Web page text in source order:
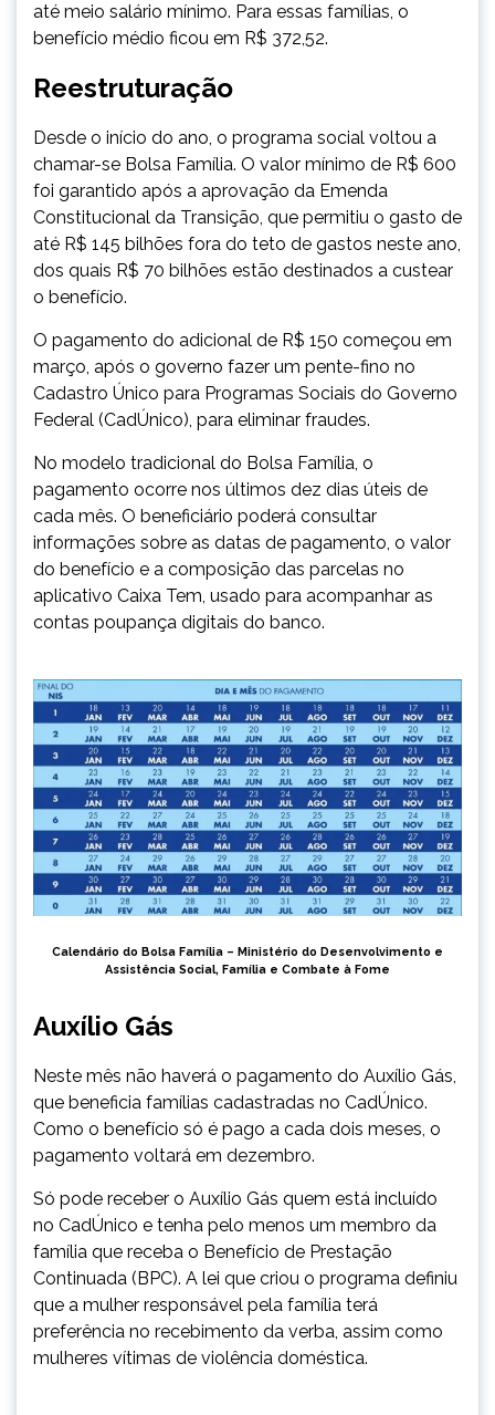
até meio salário mínimo. Para essas famílias, o
benefício médio ficou em R$ 372,52.
Reestruturação
Desde o início do ano, o programa social voltou a
chamar-se Bolsa Família. O valor mínimo de R$ 600
foi garantido após a aprovação da Emenda
Constitucional da Transição, que permitiu o gasto de
até R$ 145 bilhões fora do teto de gastos neste ano,
dos quais R$ 70 bilhões estão destinados a custear
o benefício.
O pagamento do adicional de R$ 150 começou em
março, após o governo fazer um pente-fino no
Cadastro Único para Programas Sociais do Governo
Federal (CadÚnico), para eliminar fraudes.
No modelo tradicional do Bolsa Família, o
pagamento ocorre nos últimos dez dias úteis de
cada mês. O beneficiário poderá consultar
informações sobre as datas de pagamento, o valor
do benefício e a composição das parcelas no
aplicativo Caixa Tem, usado para acompanhar as
contas poupança digitais do banco.
Calendário do Bolsa Família – Ministério do Desenvolvimento e
Assistência Social, Família e Combate à Fome
Auxílio Gás
Neste mês não haverá o pagamento do Auxílio Gás,
que beneficia famílias cadastradas no CadÚnico.
Como o benefício só é pago a cada dois meses, o
pagamento voltará em dezembro.
Só pode receber o Auxílio Gás quem está incluído
no CadÚnico e tenha pelo menos um membro da
família que receba o Benefício de Prestação
Continuada (BPC). A lei que criou o programa definiu
que a mulher responsável pela família terá
preferência no recebimento da verba, assim como
mulheres vítimas de violência doméstica.